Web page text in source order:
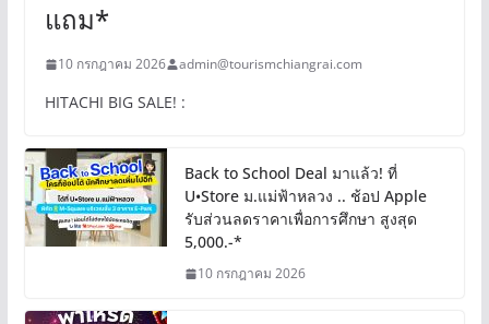
แถม*
10 กรกฎาคม 2026 admin@tourismchiangrai.com
HITACHI BIG SALE! :
Back to School Deal มาแล้ว! ที่
U•Store ม.แม่ฟ้าหลวง .. ช้อป Apple
รับส่วนลดราคาเพื่อการศึกษา สูงสุด
5,000.-*
10 กรกฎาคม 2026